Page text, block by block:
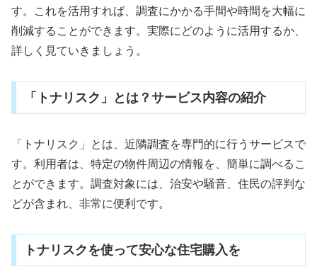
す。これを活用すれば、調査にかかる手間や時間を大幅に
削減することができます。実際にどのように活用するか、
詳しく見ていきましょう。
「トナリスク」とは？サービス内容の紹介
「トナリスク」とは、近隣調査を専門的に行うサービスで
す。利用者は、特定の物件周辺の情報を、簡単に調べるこ
とができます。調査対象には、治安や騒音、住民の評判な
どが含まれ、非常に便利です。
トナリスクを使って安心な住宅購入を